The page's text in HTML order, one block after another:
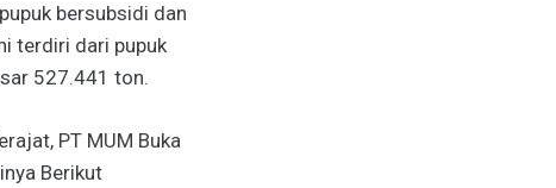
bersubsidi dan
terdiri dari pupuk
527.441 ton.
PT MUM Buka
Berikut